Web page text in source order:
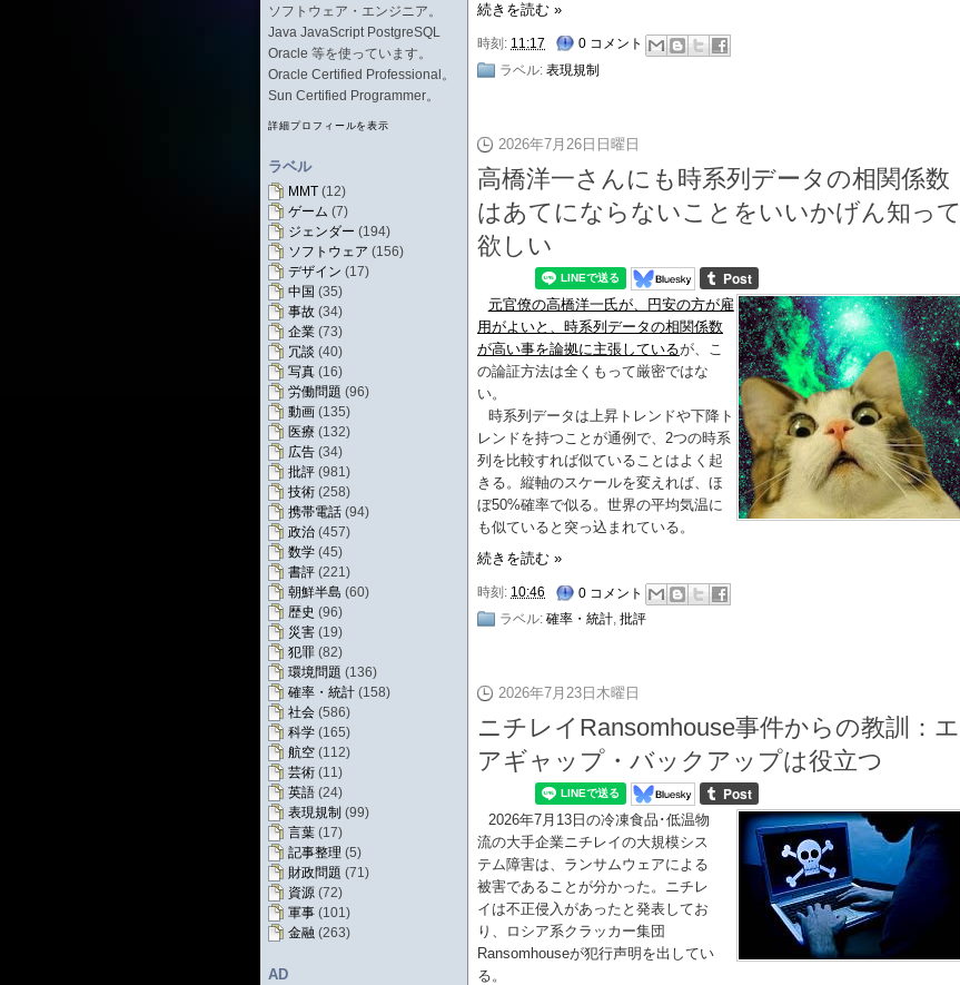
ソフトウェア・エンジニア。
Java JavaScript PostgreSQL
Oracle 等を使っています。
Oracle Certified Professional。
Sun Certified Programmer。
詳細プロフィールを表示
ラベル
MMT (12)
ゲーム (7)
ジェンダー (194)
ソフトウェア (156)
デザイン (17)
中国 (35)
事故 (34)
企業 (73)
冗談 (40)
写真 (16)
労働問題 (96)
動画 (135)
医療 (132)
広告 (34)
批評 (981)
技術 (258)
携帯電話 (94)
政治 (457)
数学 (45)
書評 (221)
朝鮮半島 (60)
歴史 (96)
災害 (19)
犯罪 (82)
環境問題 (136)
確率・統計 (158)
社会 (586)
科学 (165)
航空 (112)
芸術 (11)
英語 (24)
表現規制 (99)
言葉 (17)
記事整理 (5)
財政問題 (71)
資源 (72)
軍事 (101)
金融 (263)
AD
続きを読む »
時刻: 11:17
0 コメント
ラベル: 表現規制
2026年7月26日日曜日
高橋洋一さんにも時系列データの相関係数
はあてにならないことをいいかげん知って
欲しい
元官僚の高橋洋一氏が、円安の方が雇
用がよいと、時系列データの相関係数
が高い事を論拠に主張しているが、こ
の論証方法は全くもって厳密ではな
い。
時系列データは上昇トレンドや下降ト
レンドを持つことが通例で、2つの時系
列を比較すれば似ていることはよく起
きる。縦軸のスケールを変えれば、ほ
ぼ50%確率で似る。世界の平均気温に
も似ていると突っ込まれている。
続きを読む »
時刻: 10:46
0 コメント
ラベル: 確率・統計, 批評
2026年7月23日木曜日
ニチレイRansomhouse事件からの教訓：エ
アギャップ・バックアップは役立つ
2026年7月13日の冷凍食品･低温物
流の大手企業ニチレイの大規模シス
テム障害は、ランサムウェアによる
被害であることが分かった。ニチレ
イは不正侵入があったと発表してお
り、ロシア系クラッカー集団
Ransomhouseが犯行声明を出してい
る。